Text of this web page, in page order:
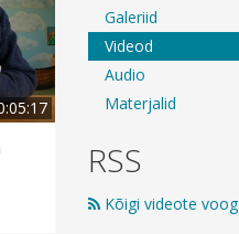
Galeriid
Videod
Audio
Materjalid
RSS
Kõigi videote voog